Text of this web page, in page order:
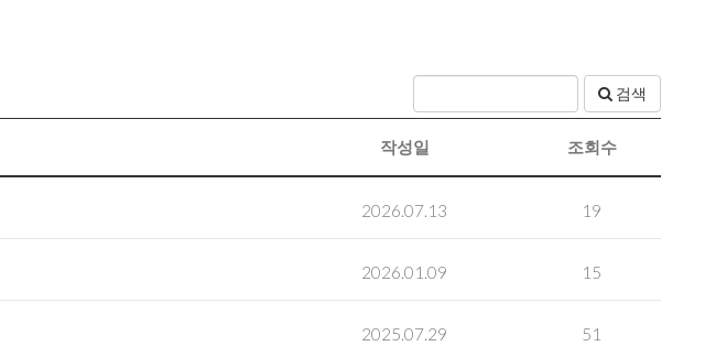
검색
작성일 조회수
2026.07.13 19
2026.01.09 15
2025.07.29 51